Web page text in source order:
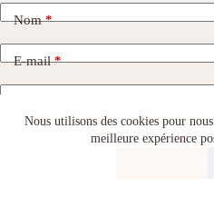
Nous utilisons des cookies pour
meilleure expérience
Nom*
E-mail*
Ajouter un commentaire*